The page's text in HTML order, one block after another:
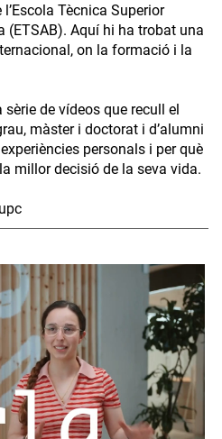
Tècnica Superior
(ETSAB). Aquí hi ha trobat una
on la formació i la
de vídeos que recull el
màster i doctorat i d’alumni
personals i per què
millor decisió de la seva vida.